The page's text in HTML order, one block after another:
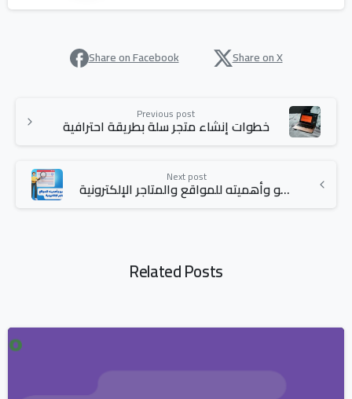
Share on Facebook Share on X
Previous post
خطوات إنشاء متجر سلة بطريقة احترافية
Next post
ما هو السيو وأهميته للمواقع والمتاجر الإلكترونية
Related Posts